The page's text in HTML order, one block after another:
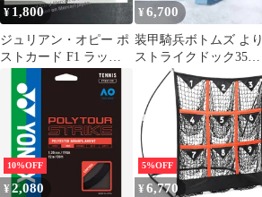
¥ 1,800
ジュリアン・オピー ポ
ストカード F1 ラッキ
ーストライク HONDA
ホンダ
¥6,700
装甲騎兵ボトムズ より
ストライクドック35分1
完成品ユニオン版
10%OFF
¥2,080
5%OFF
¥6,770